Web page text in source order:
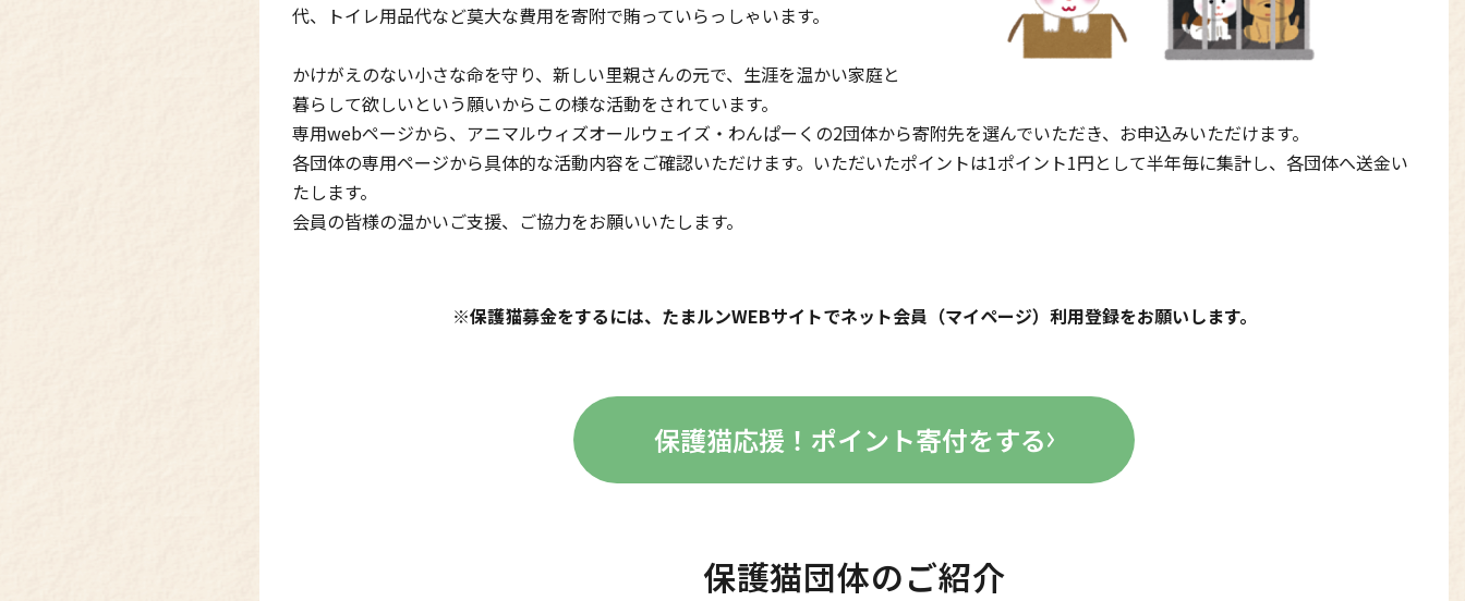
代、トイレ用品代など莫大な費用を寄附で賄っていらっしゃいます。
かけがえのない小さな命を守り、新しい里親さんの元で、生涯を温かい家庭と
暮らして欲しいという願いからこの様な活動をされています。
専用webページから、アニマルウィズオールウェイズ・わんぱーくの2団体から寄附先を選んでいただき、お申込みいただけます。
各団体の専用ページから具体的な活動内容をご確認いただけます。いただいたポイントは1ポイント1円として半年毎に集計し、各団体へ送金い
たします。
会員の皆様の温かいご支援、ご協力をお願いいたします。
※保護猫募金をするには、たまルンWEBサイトでネット会員（マイページ）利用登録をお願いします。
保護猫応援！ ポイント寄付をする
保護猫団体のご紹介